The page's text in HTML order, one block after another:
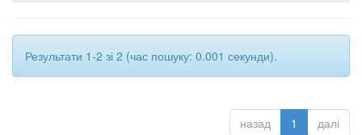
Результати 1-2 зі 2 (час пошуку: 0.001 секунди).
назад 1 далі